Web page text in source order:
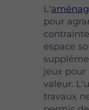
L'
pour
espace
jeux pour
valeur.
travaux